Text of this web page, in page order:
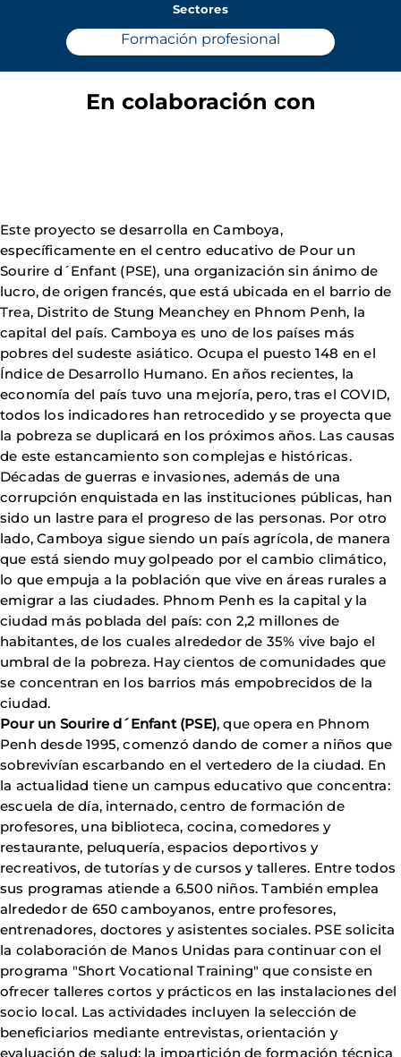
Sectores
Formación profesional
En colaboración con
Este proyecto se desarrolla en Camboya,
específicamente en el centro educativo de Pour un
Sourire d´Enfant (PSE), una organización sin ánimo de
lucro, de origen francés, que está ubicada en el barrio de
Trea, Distrito de Stung Meanchey en Phnom Penh, la
capital del país. Camboya es uno de los países más
pobres del sudeste asiático. Ocupa el puesto 148 en el
Índice de Desarrollo Humano. En años recientes, la
economía del país tuvo una mejoría, pero, tras el COVID,
todos los indicadores han retrocedido y se proyecta que
la pobreza se duplicará en los próximos años. Las causas
de este estancamiento son complejas e históricas.
Décadas de guerras e invasiones, además de una
corrupción enquistada en las instituciones públicas, han
sido un lastre para el progreso de las personas. Por otro
lado, Camboya sigue siendo un país agrícola, de manera
que está siendo muy golpeado por el cambio climático,
lo que empuja a la población que vive en áreas rurales a
emigrar a las ciudades. Phnom Penh es la capital y la
ciudad más poblada del país: con 2,2 millones de
habitantes, de los cuales alrededor de 35% vive bajo el
umbral de la pobreza. Hay cientos de comunidades que
se concentran en los barrios más empobrecidos de la
ciudad.
Pour un Sourire d´Enfant (PSE), que opera en Phnom
Penh desde 1995, comenzó dando de comer a niños que
sobrevivían escarbando en el vertedero de la ciudad. En
la actualidad tiene un campus educativo que concentra:
escuela de día, internado, centro de formación de
profesores, una biblioteca, cocina, comedores y
restaurante, peluquería, espacios deportivos y
recreativos, de tutorías y de cursos y talleres. Entre todos
sus programas atiende a 6.500 niños. También emplea
alrededor de 650 camboyanos, entre profesores,
entrenadores, doctores y asistentes sociales. PSE solicita
la colaboración de Manos Unidas para continuar con el
programa "Short Vocational Training" que consiste en
ofrecer talleres cortos y prácticos en las instalaciones del
socio local. Las actividades incluyen la selección de
beneficiarios mediante entrevistas, orientación y
evaluación de salud; la impartición de formación técnica